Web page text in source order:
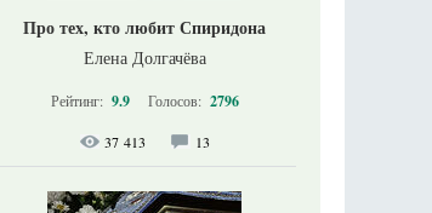
Про тех, кто любит Спиридона
Елена Долгачёва
Рейтинг: 9.9 Голосов: 2796
37 413 13